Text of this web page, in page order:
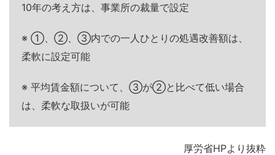
10年の考え方は、事業所の裁量で設定
※ ①、②、③内での一人ひとりの処遇改善額は、
柔軟に設定可能
※ 平均賃金額について、③が②と比べて低い場合
は、柔軟な取扱いが可能
厚労省HPより抜粋